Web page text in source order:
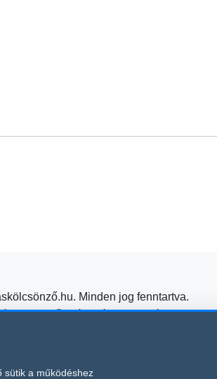
Minden jog fenntartva.
kölcsönző, utánfutó kölcsönzés, trailer
a GoogleAdatvédelmi irányelvei Általános
sütik a működéshez